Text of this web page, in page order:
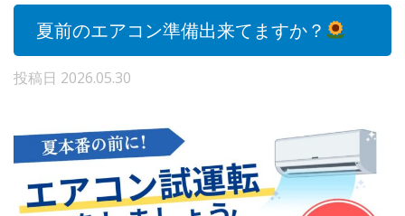
夏前のエアコン準備出来てますか？
投稿日 2026.05.30